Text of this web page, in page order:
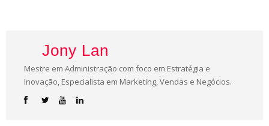
Jony Lan
Mestre em Administração com foco em Estratégia e
Inovação, Especialista em Marketing, Vendas e Negócios.